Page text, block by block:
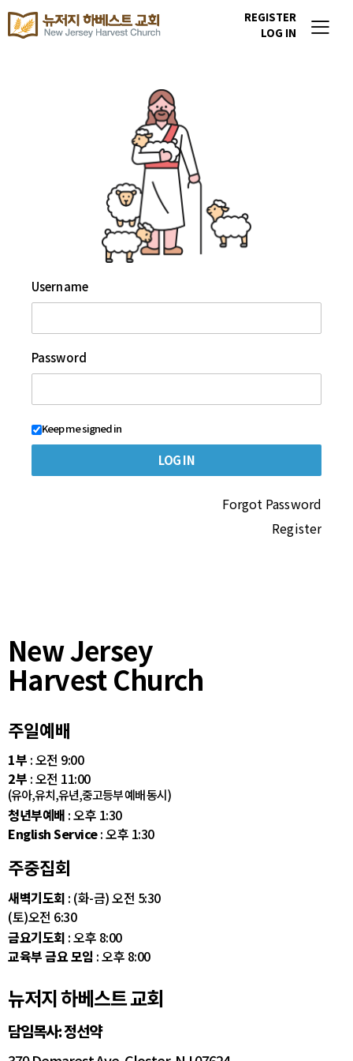
REGISTER
LOG IN
Username
Password
Keep me signed in
Forgot Password
Register
New Jersey
Harvest Church
주일예배
1부 : 오전 9:00
2부 : 오전 11:00
(유아,유치,유년,중고등부 예배 동시)
청년부예배 : 오후 1:30
English Service: 오후 1:30
주중집회
새벽기도회 : (화-금) 오전 5:30
(토)오전 6:30
금요기도회 : 오후 8:00
교육부 금요 모임 : 오후 8:00
뉴저지 하베스트 교회
담임목사: 정선약